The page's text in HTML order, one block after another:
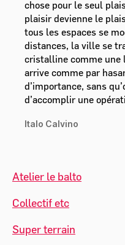
chose pour le seul
plaisir devienne le
tous les espaces se
distances, la ville se
cristalline comme
arrive comme par
d’importance, sans
d’accomplir une
Italo Calvino
Atelier le balto
Collectif etc
Super terrain